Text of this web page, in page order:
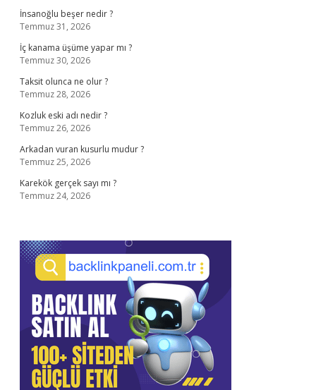
İnsanoğlu beşer nedir ?
Temmuz 31, 2026
İç kanama üşüme yapar mı ?
Temmuz 30, 2026
Taksit olunca ne olur ?
Temmuz 28, 2026
Kozluk eski adı nedir ?
Temmuz 26, 2026
Arkadan vuran kusurlu mudur ?
Temmuz 25, 2026
Karekök gerçek sayı mı ?
Temmuz 24, 2026